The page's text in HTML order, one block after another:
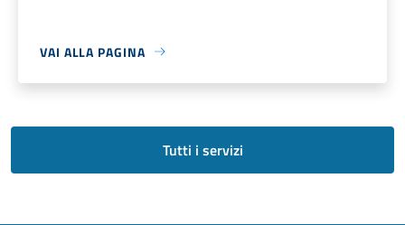
VAI ALLA PAGINA
Tutti i servizi